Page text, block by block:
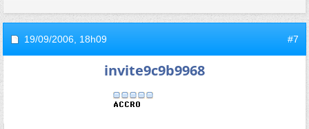
19/09/2006, 18h09 #7
invite9c9b9968